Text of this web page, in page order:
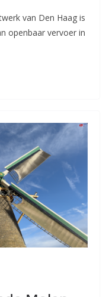
van Den Haag is
openbaar vervoer in